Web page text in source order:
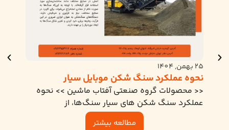
25 بهمن, 1404
نحوه عملکرد سنگ شکن موبایل سیار
<< محصولات گروه صنعتی آفتاب ماشین >> نحوه
عملکرد سنگ شکن های سیار سنگ‌ها، از
مطالعه بیشتر